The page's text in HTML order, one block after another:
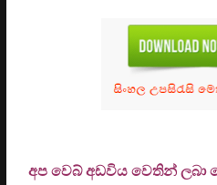
අප වෙබ් අඩවිය වෙතින් ලබා